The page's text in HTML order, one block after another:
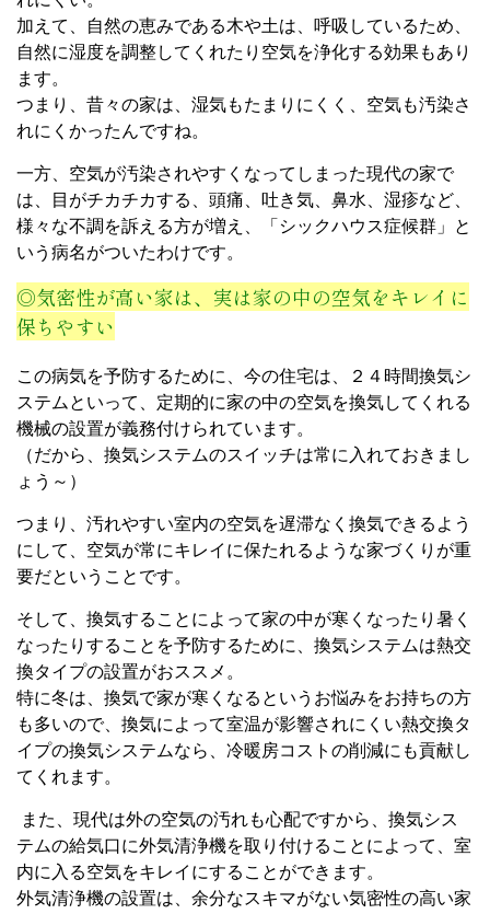
加えて、自然の恵みである木や土は、呼吸しているため、
自然に湿度を調整してくれたり空気を浄化する効果もあり
ます。
つまり、昔々の家は、湿気もたまりにくく、空気も汚染さ
れにくかったんですね。
一方、空気が汚染されやすくなってしまった現代の家で
は、目がチカチカする、頭痛、吐き気、鼻水、湿疹など、
様々な不調を訴える方が増え、「シックハウス症候群」と
いう病名がついたわけです。
◎気密性が高い家は、実は家の中の空気をキレイに
保ちやすい
この病気を予防するために、今の住宅は、２４時間換気シ
ステムといって、定期的に家の中の空気を換気してくれる
機械の設置が義務付けられています。
（だから、換気システムのスイッチは常に入れておきまし
ょう～）
つまり、汚れやすい室内の空気を遅滞なく換気できるよう
にして、空気が常にキレイに保たれるような家づくりが重
要だということです。
そして、換気することによって家の中が寒くなったり暑く
なったりすることを予防するために、換気システムは熱交
換タイプの設置がおススメ。
特に冬は、換気で家が寒くなるというお悩みをお持ちの方
も多いので、換気によって室温が影響されにくい熱交換タ
イプの換気システムなら、冷暖房コストの削減にも貢献し
てくれます。
また、現代は外の空気の汚れも心配ですから、換気シス
テムの給気口に外気清浄機を取り付けることによって、室
内に入る空気をキレイにすることができます。
外気清浄機の設置は、余分なスキマがない気密性の高い家